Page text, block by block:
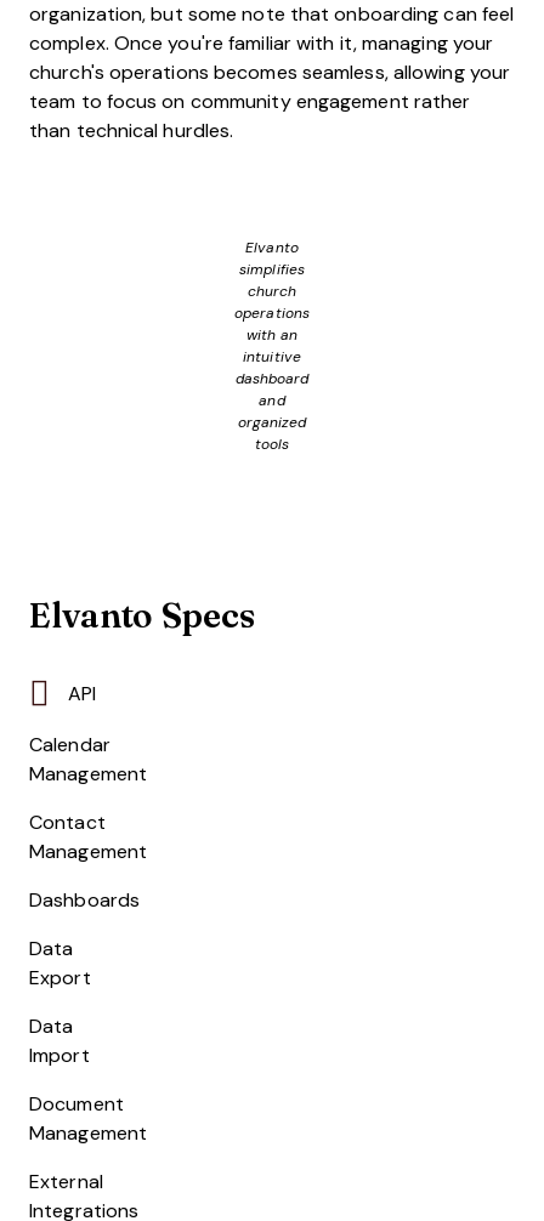
organization, but some note that onboarding can feel
complex. Once you're familiar with it, managing your
church's operations becomes seamless, allowing your
team to focus on community engagement rather
than technical hurdles.
Elvanto
simplifies
church
operations
with an
intuitive
dashboard
and
organized
tools
Elvanto Specs
API
Calendar
Management
Contact
Management
Dashboards
Data
Export
Data
Import
Document
Management
External
Integrations